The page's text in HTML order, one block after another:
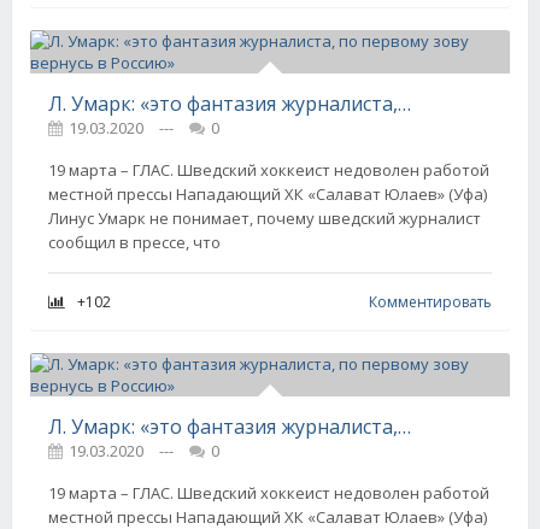
Л. Умарк: «это фантазия журналиста, по первому зову вернусь в Россию»
19.03.2020 ---
0
19 марта – ГЛАС. Шведский хоккеист недоволен работой
местной прессы Нападающий ХК «Салават Юлаев» (Уфа)
Линус Умарк не понимает, почему шведский журналист
сообщил в прессе, что
+102 Комментировать
Л. Умарк: «это фантазия журналиста, по первому зову вернусь в Россию»
19.03.2020 ---
0
19 марта – ГЛАС. Шведский хоккеист недоволен работой
местной прессы Нападающий ХК «Салават Юлаев» (Уфа)